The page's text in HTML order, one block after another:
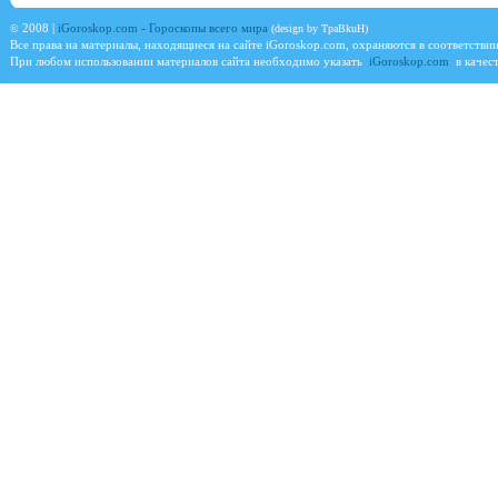
© 2008 | iGoroskop.com - Гороскопы всего мира (design by TpaBkuH)
Все права на материалы, находящиеся на сайте iGoroskop.com , охраняются в
При любом использовании материалов сайта необходимо указать iGoroskop.com в